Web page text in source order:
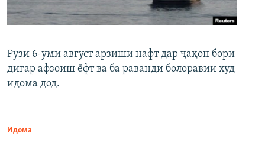
Рӯзи 6-уми август арзиши нафт дар ҷаҳон бори
дигар афзоиш ёфт ва ба раванди болоравии худ
идома дод.
Идома